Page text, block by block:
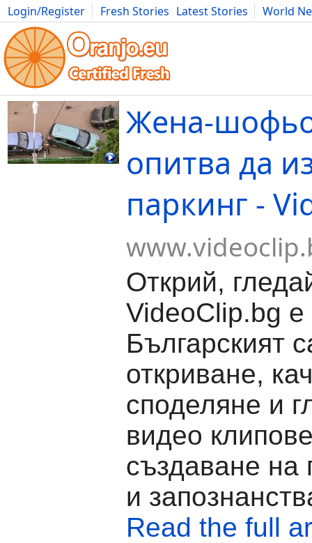
Login/Register Fresh Stories Latest Stories
World
Movies Anime Music Art Cars Advice Science
Жена-
опитва да
паркинг -
Открий,
VideoClip.bg е
Българският
откриване,
споделяне и
видео
създаване на
и
Read the full